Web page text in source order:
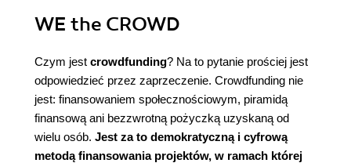
WE the CROWD
Czym jest crowdfunding? Na to pytanie prościej jest
odpowiedzieć przez zaprzeczenie. Crowdfunding nie
jest: finansowaniem społecznościowym, piramidą
finansową ani bezzwrotną pożyczką uzyskaną od
wielu osób. Jest za to demokratyczną i cyfrową
metodą finansowania projektów, w ramach której